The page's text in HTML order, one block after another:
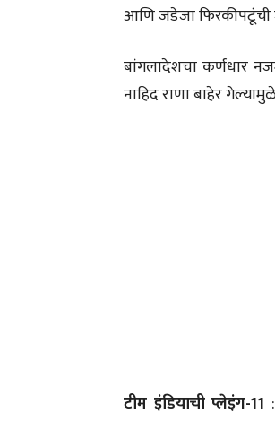
आणि जडेजा फिरकीपटूंची
बांगलादेशचा कर्णधार
नाहिद राणा बाहेर
टीम इंडियाची प्लेइंग-11